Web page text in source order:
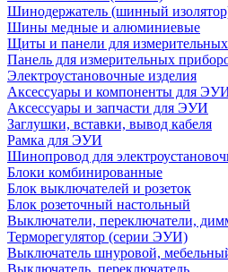
Шинодержатель (шинный
Шины медные и алюминиевые
Щиты и панели для
Панель для измерительных
Электроустановочные изделия
Аксессуары и компоненты для
Аксессуары и запчасти для ЭУИ
Заглушки, вставки, вывод кабеля
Рамка для ЭУИ
Шинопровод для
Блоки комбинированные
Блок выключателей и розеток
Блок розеточный настольный
Выключатели, переключатели,
Терморегулятор (серии ЭУИ)
Выключатель шнуровой,
Выключатель, переключатель